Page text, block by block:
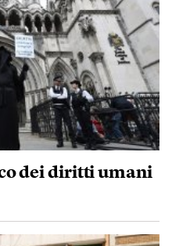
dei diritti umani